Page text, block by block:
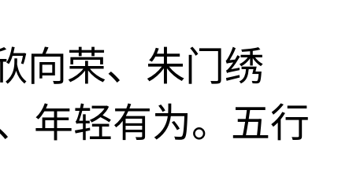
向荣、朱门绣
年轻有为。五行